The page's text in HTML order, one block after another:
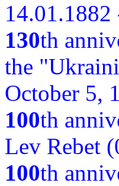
130th
the
October 5,
100th
Lev Rebet
100th